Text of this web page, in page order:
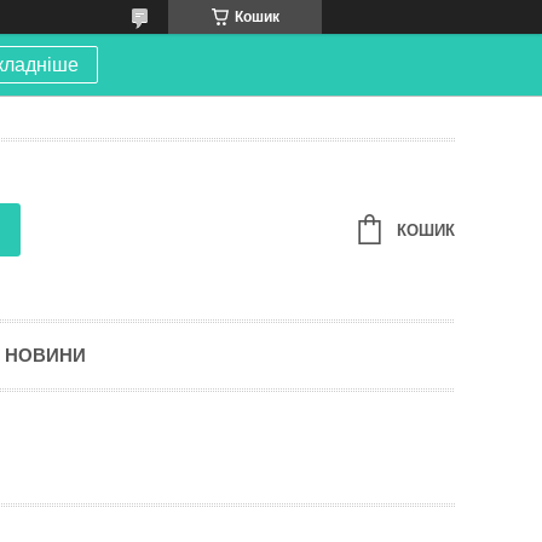
Кошик
КОШИК
НОВИНИ